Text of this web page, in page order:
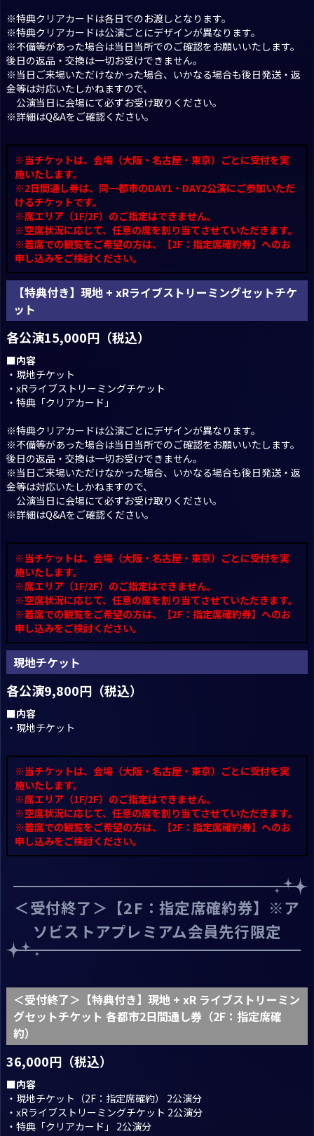
※特典クリアカードは各日でのお渡しとなります。
※特典クリアカードは公演ごとにデザインが異なります。
※不備等があった場合は当日当所でのご確認をお願いいたします。
後日の返品・交換は一切お受けできません。
※当日ご来場いただけなかった場合、いかなる場合も後日発送・返
金等は対応いたしかねますので、
公演当日に会場にて必ずお受け取りください。
※詳細はQ&Aをご確認ください。
※当チケットは、会場（大阪・名古屋・東京）ごとに受付を実
施いたします。
※2日間通し券は、同一都市のDAY1・DAY2公演にご参加いただ
けるチケットです。
※席エリア（1F/2F）のご指定はできません。
※空席状況に応じて、任意の席を割り当てさせていただきます。
※着席での観覧をご希望の方は、【2F：指定席確約券】へのお
申し込みをご検討ください。
【特典付き】現地 + xRライブストリーミングセットチケ
ット
各公演15,000円（税込）
■内容
・現地チケット
・xRライブストリーミングチケット
・特典「クリアカード」
※特典クリアカードは公演ごとにデザインが異なります。
※不備等があった場合は当日当所でのご確認をお願いいたします。
後日の返品・交換は一切お受けできません。
※当日ご来場いただけなかった場合、いかなる場合も後日発送・返
金等は対応いたしかねますので、
公演当日に会場にて必ずお受け取りください。
※詳細はQ&Aをご確認ください。
※当チケットは、会場（大阪・名古屋・東京）ごとに受付を実
施いたします。
※席エリア（1F/2F）のご指定はできません。
※空席状況に応じて、任意の席を割り当てさせていただきます。
※着席での観覧をご希望の方は、【2F：指定席確約券】へのお
申し込みをご検討ください。
現地チケット
各公演9,800円（税込）
■内容
・現地チケット
※当チケットは、会場（大阪・名古屋・東京）ごとに受付を実
施いたします。
※席エリア（1F/2F）のご指定はできません。
※空席状況に応じて、任意の席を割り当てさせていただきます。
※着席での観覧をご希望の方は、【2F：指定席確約券】へのお
申し込みをご検討ください。
＜受付終了＞【2F：指定席確約券】※ア
ソビストアプレミアム会員先行限定
＜受付終了＞【特典付き】現地 + xR ライブストリーミン
グセットチケット 各都市2日間通し券（2F：指定席確
約）
36,000円（税込）
■内容
・現地チケット（2F：指定席確約） 2公演分
・xRライブストリーミングチケット 2公演分
・特典「クリアカード」 2公演分